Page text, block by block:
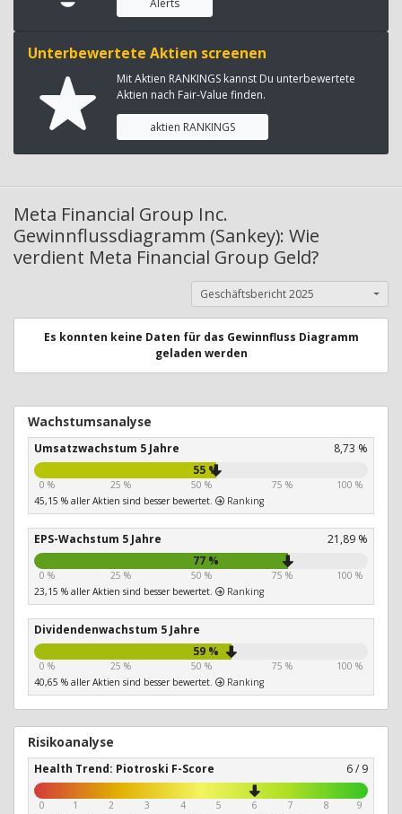
Alerts
Unterbewertete Aktien screenen
Mit Aktien RANKINGS kannst Du unterbewertete
Aktien nach Fair-Value finden.
aktien RANKINGS
Meta Financial Group Inc.
Gewinnflussdiagramm (Sankey): Wie
verdient Meta Financial Group Geld?
Geschäftsbericht 2025
Es konnten keine Daten für das Gewinnfluss Diagramm
geladen werden
Wachstumsanalyse
Umsatzwachstum 5 Jahre
8,73 %
55 %
0 % 25 % 50 % 75 %
100 %
45,15 % aller Aktien sind besser bewertet.
Ranking
EPS-Wachstum 5 Jahre
21,89 %
77 %
0 % 25 % 50 % 75 %
100 %
23,15 % aller Aktien sind besser bewertet.
Ranking
Dividendenwachstum 5 Jahre
59 %
0 % 25 % 50 % 75 %
100 %
40,65 % aller Aktien sind besser bewertet.
Ranking
Risikoanalyse
Health Trend: Piotroski F-Score 6 / 9
0 1 2 3 4 5 6 7 8
9